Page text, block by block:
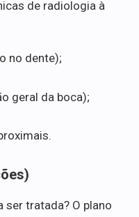
de radiologia à
no dente);
geral da boca);
ser tratada? O plano